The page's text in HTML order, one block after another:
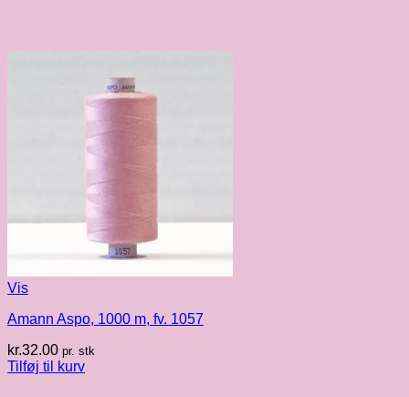
Vis
Amann Aspo, 1000 m, fv. 1057
kr.32.00 pr. stk
Tilføj til kurv